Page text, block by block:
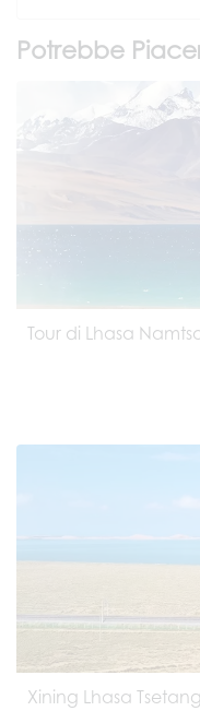
Potrebbe
Tour di Lhasa
Xining Lhasa